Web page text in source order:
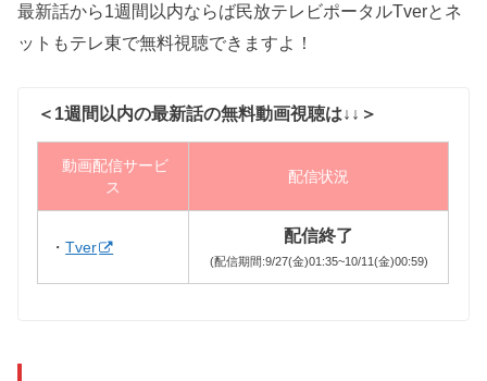
最新話から1週間以内ならば民放テレビポータルTverとネ
ットもテレ東で無料視聴できますよ！
＜1週間以内の最新話の無料動画視聴は↓↓＞
動画配信サービ
ス
配信状況
・Tver
配信終了
(配信期間:9/27(金)01:35~10/11(金)00:59)